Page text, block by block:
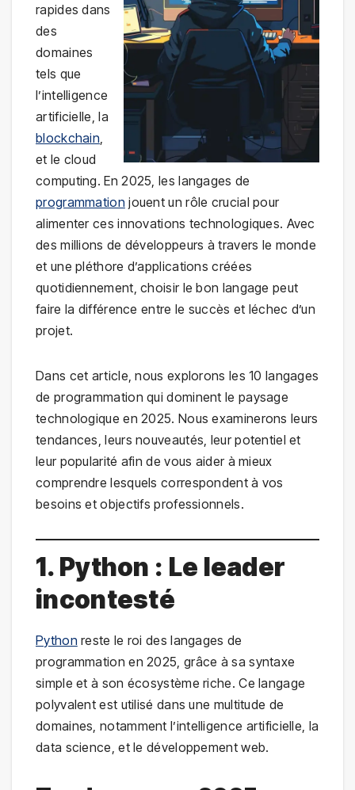
rapides dans
des
domaines
tels que
l’intelligence
artificielle, la
blockchain
et le cloud
computing. En 2025, les langages de
programmation jouent un rôle crucial pour
alimenter ces innovations technologiques. Avec
des millions de développeurs à travers le monde
et une pléthore d’applications créées
quotidiennement, choisir le bon langage peut
faire la différence entre le succès et léchec d’un
projet.
Dans cet article, nous explorons les 10 langages
de programmation qui dominent le paysage
technologique en 2025. Nous examinerons leurs
tendances, leurs nouveautés, leur potentiel et
leur popularité afin de vous aider à mieux
comprendre lesquels correspondent à vos
besoins et objectifs professionnels.
1. Python : Le leader
incontesté
Python reste le roi des langages de
programmation en 2025, grâce à sa syntaxe
simple et à son écosystème riche. Ce langage
polyvalent est utilisé dans une multitude de
domaines, notamment l’intelligence artificielle, la
data science, et le développement web.